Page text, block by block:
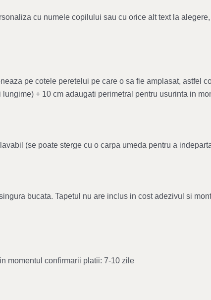
cu numele copilului sau cu orice alt text la
pe cotele peretelui pe care o sa fie amplasat, astfel
+ 10 cm adaugati perimetral pentru usurinta in
(se poate sterge cu o carpa umeda pentru a
bucata. Tapetul nu are inclus in cost adezivul si
momentul confirmarii platii: 7-10 zile